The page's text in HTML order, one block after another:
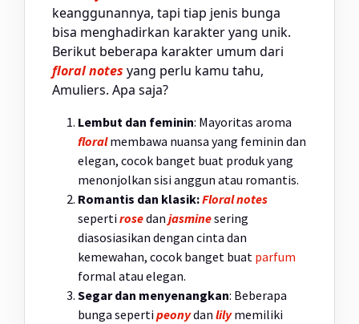
keanggunannya, tapi tiap jenis bunga
bisa menghadirkan karakter yang unik.
Berikut beberapa karakter umum dari
floral notes yang perlu kamu tahu,
Amuliers. Apa saja?
Lembut dan feminin: Mayoritas aroma
floralmembawa nuansa yang feminin dan
elegan, cocok banget buat produk yang
menonjolkan sisi anggun atau romantis.
Romantis dan klasik:Floral notes
seperti rosedan jasminesering
diasosiasikan dengan cinta dan
kemewahan, cocok banget buat parfum
formal atau elegan.
Segar dan menyenangkan: Beberapa
bunga seperti peonydan lilymemiliki